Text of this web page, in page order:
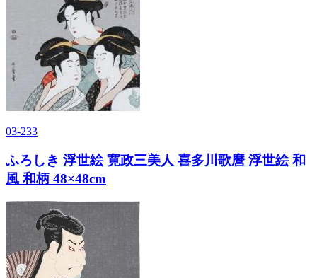
03-233
ふろしき 浮世絵 寛政三美人 喜多川歌麿 浮世絵 和
風 和柄 48×48cm